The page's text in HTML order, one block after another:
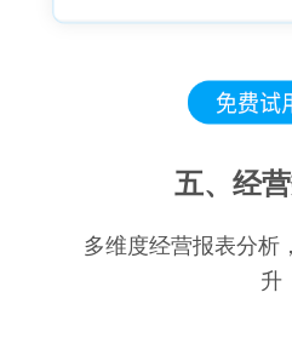
五、经
多维度经营报表分析
升